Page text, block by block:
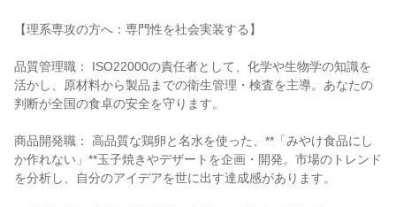
【理系専攻の方へ：専門性を社会実装する】
品質管理職： ISO22000の責任者として、化学や生物学の知識を
活かし、原材料から製品までの衛生管理・検査を主導。あなたの
判断が全国の食卓の安全を守ります。
商品開発職： 高品質な鶏卵と名水を使った、**「みやけ食品にし
か作れない」**玉子焼きやデザートを企画・開発。市場のトレンド
を分析し、自分のアイデアを世に出す達成感があります。